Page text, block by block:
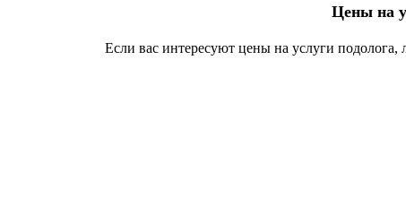
Цены на
Если вас интересуют цены на услуги